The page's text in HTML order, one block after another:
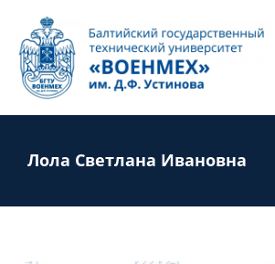
Школьникам
Абитуриентам
Преподавателям
Лола Светлана Ивановна